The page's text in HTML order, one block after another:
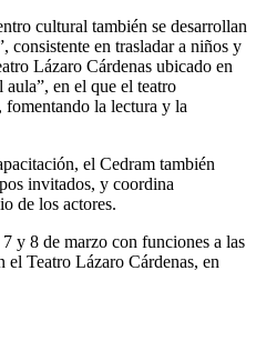
cultural también se desarrollan
consistente en trasladar a niños y
Lázaro Cárdenas ubicado en
en el que el teatro
fomentando la lectura y la
el Cedram también
invitados, y coordina
de los actores.
y 8 de marzo con funciones a las
el Teatro Lázaro Cárdenas, en